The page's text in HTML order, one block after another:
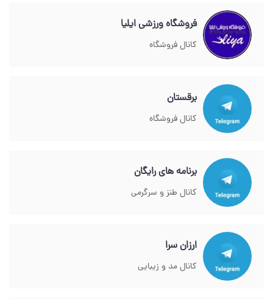
فروشگاه ورزشي ايليا
کانال فروشگاه
برقستان
کانال فروشگاه
برنامه های رایگان
کانال طنز و سرگرمی
ارزان سرا
کانال مد و زیبایی